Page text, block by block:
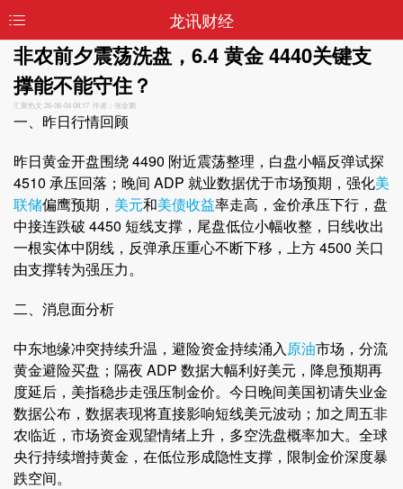
龙讯财经
非农前夕震荡洗盘，6.4 黄金 4440关键支
撑能不能守住？
汇聚热文 26-06-04 08:17 作者：张金鹏
一、昨日行情回顾
昨日黄金开盘围绕 4490 附近震荡整理，白盘小幅反弹试探
4510 承压回落；晚间 ADP 就业数据优于市场预期，强化美
联储偏鹰预期， 美元和美债收益率走高，金价承压下行，盘
中接连跌破 4450 短线支撑，尾盘低位小幅收整，日线收出
一根实体中阴线，反弹承压重心不断下移，上方 4500 关口
由支撑转为强压力。
二、消息面分析
中东地缘冲突持续升温，避险资金持续涌入原油市场，分流
黄金避险买盘；隔夜 ADP 数据大幅利好美元，降息预期再
度延后，美指稳步走强压制金价。今日晚间美国初请失业金
数据公布，数据表现将直接影响短线美元波动；加之周五非
农临近，市场资金观望情绪上升，多空洗盘概率加大。全球
央行持续增持黄金，在低位形成隐性支撑，限制金价深度暴
跌空间。